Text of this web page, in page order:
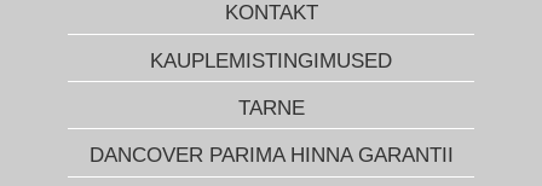
KONTAKT
KAUPLEMISTINGIMUSED
TARNE
DANCOVER PARIMA HINNA GARANTII